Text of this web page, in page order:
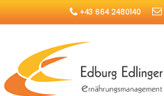
+43 664 2480140